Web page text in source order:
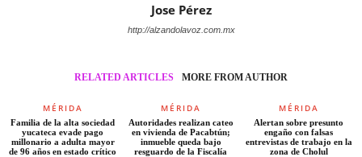
Jose Pérez
http://alzandolavoz.com.mx
RELATED ARTICLES MORE FROM AUTHOR
MÉRIDA
Familia de la alta sociedad
yucateca evade pago
millonario a adulta mayor
de 96 años en estado crítico
MÉRIDA
Autoridades realizan cateo
en vivienda de Pacabtún;
inmueble queda bajo
resguardo de la Fiscalía
MÉRIDA
Alertan sobre presunto
engaño con falsas
entrevistas de trabajo en la
zona de Cholul